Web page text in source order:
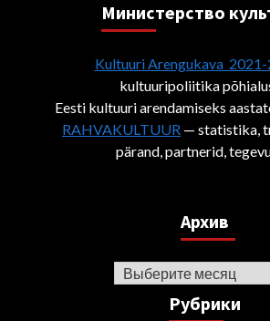
Министерствo
Kultuuri Arengukava
kultuuripoliitika
Eesti kultuuri arendamiseks
RAHVAKULTUUR — statistika,
pärand, partnerid,
Архив
Архив
Рубрики